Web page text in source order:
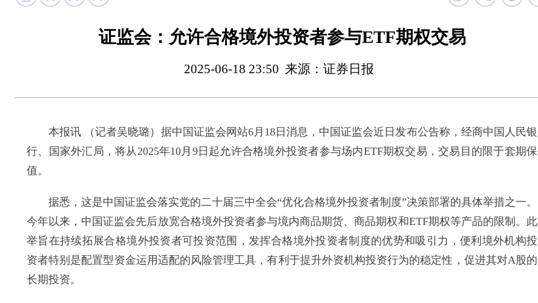
证监会：允许合格境外投资者参与ETF期权交易
2025-06-18 23:50 来源：证券日报
本报讯 （记者吴晓璐）据中国证监会网站6月18日消息，中国证监会近日发布公告称，经商中国人民银
行、国家外汇局，将从2025年10月9日起允许合格境外投资者参与场内ETF期权交易，交易目的限于套期保
值。
据悉，这是中国证监会落实党的二十届三中全会“优化合格境外投资者制度”决策部署的具体举措之一。
今年以来，中国证监会先后放宽合格境外投资者参与境内商品期货、商品期权和ETF期权等产品的限制。此
举旨在持续拓展合格境外投资者可投资范围，发挥合格境外投资者制度的优势和吸引力，便利境外机构投
资者特别是配置型资金运用适配的风险管理工具，有利于提升外资机构投资行为的稳定性，促进其对A股的
长期投资。